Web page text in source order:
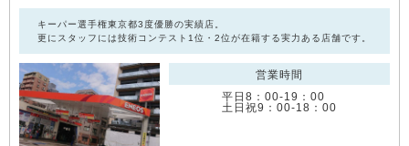
キーパー選手権東京都3度優勝の実績店。
更にスタッフには技術コンテスト1位・2位が在籍する実力ある店舗です。
営業時間
平日8：00‐19：00
土日祝9：00‐18：00